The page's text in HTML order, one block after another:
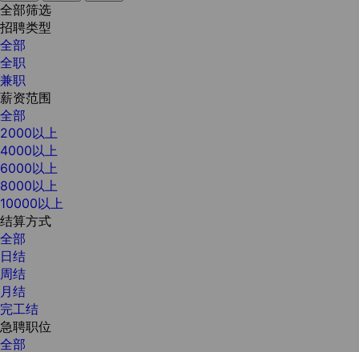
全部筛选
招聘类型
全部
全职
兼职
薪资范围
全部
2000以上
4000以上
6000以上
8000以上
10000以上
结算方式
全部
日结
周结
月结
完工结
急聘职位
全部